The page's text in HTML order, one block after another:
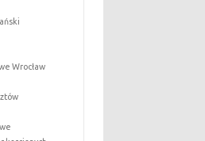
Wrocław